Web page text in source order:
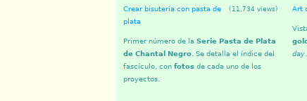
(11,734 views)
Crear bisutería con pasta de
plata
Primer número de la Serie Pasta de Plata
de Chantal Negro . Se detalla el índice del
fascículo, con fotos de cada uno de los
proyectos.
Art
gold
day